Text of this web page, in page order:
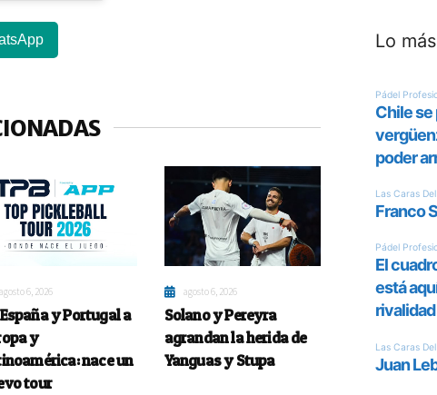
agosto 6, 2026
y Portugal a
y
nace un
tour
agosto 6, 2026
Solano y Pereyra
agrandan la herida de
Yanguas y Stupa
Lo más